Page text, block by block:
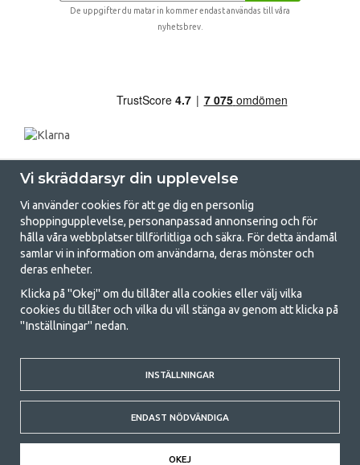
De uppgifter du matar in kommer endast användas till våra
nyhetsbrev.
GetCamping.se - Din butik för camping
och uteliv
Att campa kan antingen vara en livsstil eller ett sätt att samla familjen
för ett gemensamt äventyr. Oavsett vilken kategori du tillhör hittar du
med att campa så därför erbjuder vi riktigt bra priser på familjetält,
husvagnstält och all annan utrustning för camping och friluftsliv. Vårt
mål är att i varje priskategori erbjuda den bästa campingutrustningen
gällande kvalitet och funktionalitet. Ta gärna kontakt med oss om det
är något du saknar eller vill veta mer om.
© 2020 GetCamping. All rights reserved.
Vi skräddarsyr din upplevelse
Vi använder cookies för att ge dig en personlig
shoppingupplevelse, personanpassad annonsering och för
hålla våra webbplatser tillförlitliga och säkra. För detta ändamål
samlar vi in information om användarna, deras mönster och
deras enheter.
Klicka på "Okej" om du tillåter alla cookies eller välj vilka
cookies du tillåter och vilka du vill stänga av genom att klicka på
"Inställningar" nedan.
INSTÄLLNINGAR
ENDAST NÖDVÄNDIGA
OKEJ